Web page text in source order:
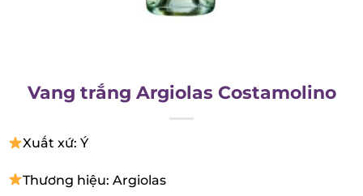
Vang trắng Argiolas Costamolino
Xuất xứ: Ý
Thương hiệu: Argiolas